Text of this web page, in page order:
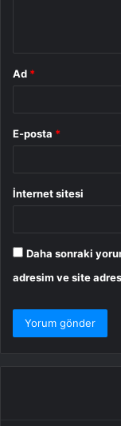
Ad *
E-posta *
İnternet sitesi
Daha sonraki
adresim ve site